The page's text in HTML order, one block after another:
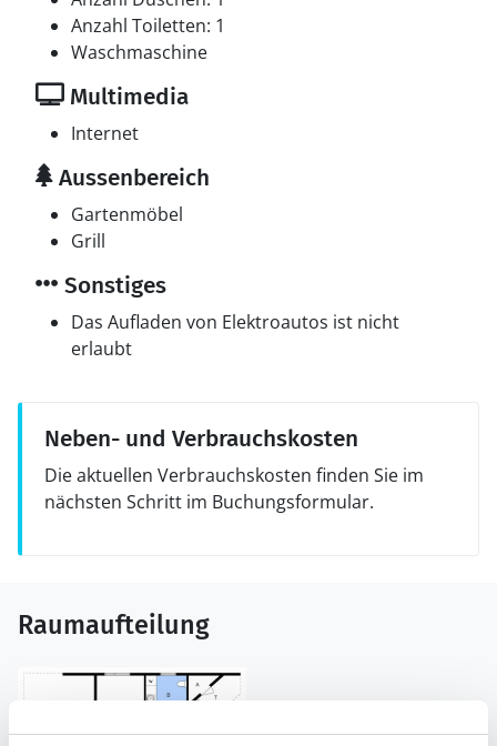
Anzahl Toiletten: 1
Waschmaschine
Multimedia
Internet
Aussenbereich
Gartenmöbel
Grill
Sonstiges
Das Aufladen von Elektroautos ist nicht
erlaubt
Neben- und Verbrauchskosten
Die aktuellen Verbrauchskosten finden Sie im
nächsten Schritt im Buchungsformular.
Raumaufteilung